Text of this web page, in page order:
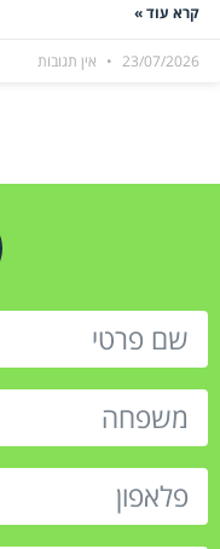
קרא עוד »
23/07/2026 אין תגובות